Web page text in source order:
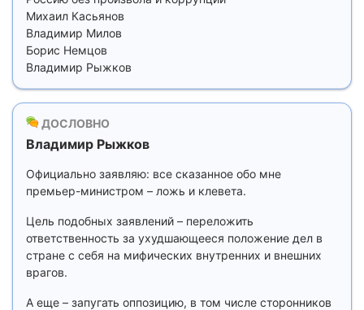
Михаил Касьянов
Владимир Милов
Борис Немцов
Владимир Рыжков
ДОСЛОВНО
Владимир Рыжков
Официально заявляю: все сказанное обо мне
премьер-министром – ложь и клевета.
Цель подобных заявлений – переложить
ответственность за ухудшающееся положение дел в
стране с себя на мифических внутренних и внешних
врагов.
А еще – запугать оппозицию, в том числе сторонников